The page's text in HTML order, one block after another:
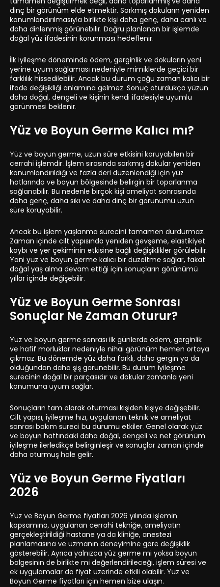
dinç bir görünüm elde etmektir. Sarkmış dokuların yeniden
konumlandırılmasıyla birlikte kişi daha genç, daha canlı ve
daha dinlenmiş görünebilir. Doğru planlanan bir işlemde
doğal yüz ifadesinin korunması hedeflenir.
İlk iyileşme döneminde ödem, gerginlik ve dokuların yeni
yerine uyum sağlaması nedeniyle mimiklerde geçici bir
farklılık hissedilebilir. Ancak bu durum çoğu zaman kalıcı bir
ifade değişikliği anlamına gelmez. Sonuç oturdukça yüzün
daha doğal, dengeli ve kişinin kendi ifadesiyle uyumlu
görünmesi beklenir.
Yüz ve Boyun Germe Kalıcı mı?
Yüz ve boyun germe, uzun süre etkisini koruyabilen bir
cerrahi işlemdir. İşlem sırasında sarkmış dokular yeniden
konumlandırıldığı ve fazla deri düzenlendiği için yüz
hatlarında ve boyun bölgesinde belirgin bir toparlanma
sağlanabilir. Bu nedenle birçok kişi ameliyat sonrasında
daha genç, daha sıkı ve daha dinç bir görünümü uzun
süre koruyabilir.
Ancak bu işlem yaşlanma sürecini tamamen durdurmaz.
Zaman içinde cilt yapısında yeniden gevşeme, elastikiyet
kaybı ve yer çekiminin etkisine bağlı değişiklikler görülebilir.
Yani yüz ve boyun germe kalıcı bir düzeltme sağlar, fakat
doğal yaş alma devam ettiği için sonuçların görünümü
yıllar içinde değişebilir.
Yüz ve Boyun Germe Sonrası
Sonuçlar Ne Zaman Oturur?
Yüz ve boyun germe sonrası ilk günlerde ödem, gerginlik
ve hafif morluklar nedeniyle nihai görünüm hemen ortaya
çıkmaz. Bu dönemde yüz daha farklı, daha gergin ya da
olduğundan daha şiş görünebilir. Bu durum iyileşme
sürecinin doğal bir parçasıdır ve dokular zamanla yeni
konumuna uyum sağlar.
Sonuçların tam olarak oturması kişiden kişiye değişebilir.
Cilt yapısı, iyileşme hızı, uygulanan teknik ve ameliyat
sonrası bakım süreci bu durumu etkiler. Genel olarak yüz
ve boyun hattındaki daha doğal, dengeli ve net görünüm
iyileşme ilerledikçe belirginleşir ve sonuçlar zaman içinde
daha oturmuş hale gelir.
Yüz ve Boyun Germe Fiyatları
2026
Yüz ve Boyun Germe fiyatları 2026 yılında işlemin
kapsamına, uygulanan cerrahi tekniğe, ameliyatın
gerçekleştirildiği hastane ya da kliniğe, anestezi
planlamasına ve uzmanın deneyimine göre değişiklik
gösterebilir. Ayrıca yalnızca yüz germe mi yoksa boyun
bölgesinin de birlikte mi değerlendirileceği, işlem süresi ve
ek uygulamalar da fiyat üzerinde etkili olabilir. Yüz ve
Boyun Germe fiyatları için hemen bize ulaşın.